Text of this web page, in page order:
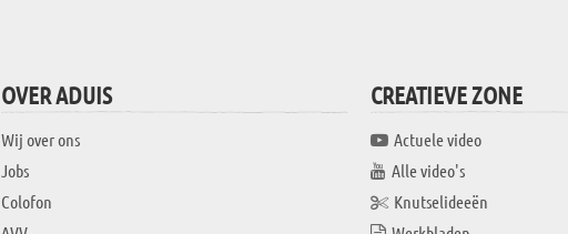
OVER ADUIS
Wij over ons
Jobs
Colofon
CREATIEVE ZONE
Actuele video
Alle video's
Knutselideeën